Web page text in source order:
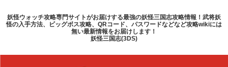
妖怪ウォッチ攻略専門サイトがお届けする最強の妖怪三国志攻略情報！武将妖
怪の入手方法、ビッグボス攻略、QRコード、パスワードなどなど攻略wikiには
無い最新情報をお届けします！
妖怪三国志(3DS)